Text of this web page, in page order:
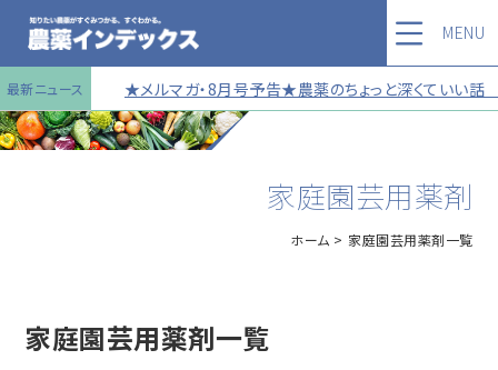
最新ニュース ★メルマガ・8月号予告★農薬のちょっと深くていい
MENU
家庭園芸用薬剤
ホーム 家庭園芸用薬剤一覧
家庭園芸用薬剤一覧